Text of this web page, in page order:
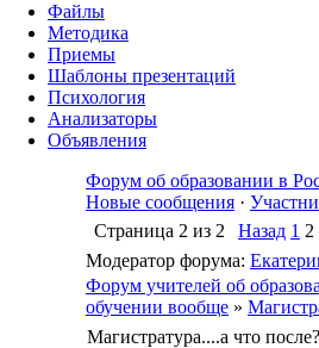
Файлы
Методика
Приемы
Шаблоны презентаций
Психология
Анализаторы
Объявления
Форум об образовании в
Новые сообщения ·
Страница 2 из 2 Назад 1 2
Модератор форума:
Форум учителей об
обучении вообще »
Магистратура....а что после?